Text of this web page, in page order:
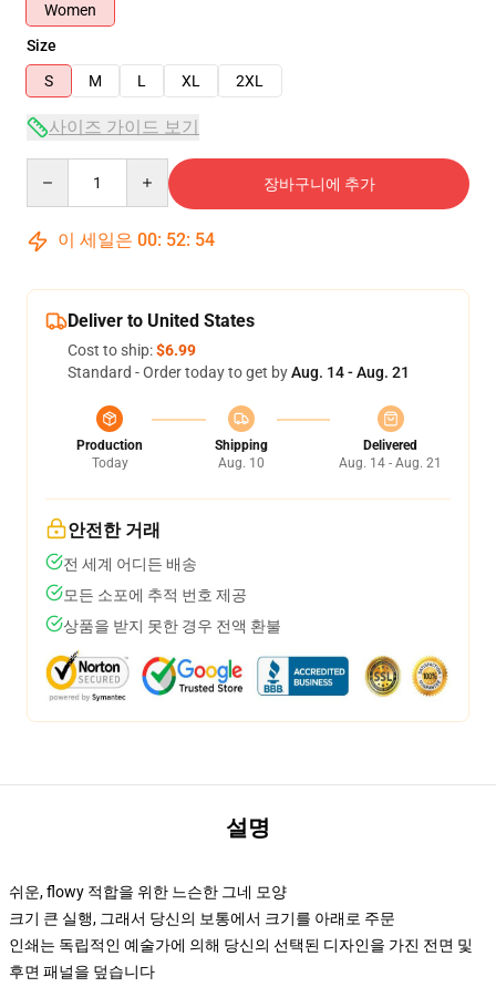
Women
Size
S
M L XL 2XL
사이즈 가이드 보기
장바구니에 추가
이 세일은 00: 52: 54
Deliver to United States
Cost to ship:$6.99
Standard - Order today to get byAug. 14 - Aug. 21
Production
Today
Shipping
Aug. 10
Delivered
Aug. 14 - Aug. 21
안전한 거래
전 세계 어디든 배송
모든 소포에 추적 번호 제공
상품을 받지 못한 경우 전액 환불
설명
쉬운, flowy 적합을 위한 느슨한 그네 모양
크기 큰 실행, 그래서 당신의 보통에서 크기를 아래로 주문
인쇄는 독립적인 예술가에 의해 당신의 선택된 디자인을 가진 전면 및
후면 패널을 덮습니다